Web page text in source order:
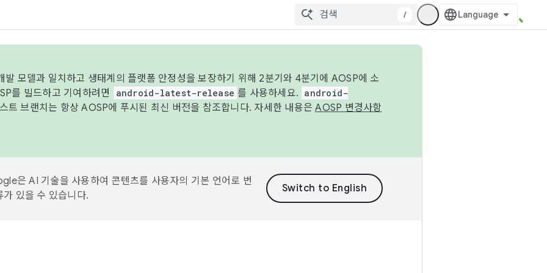
/
모델과 일치하고 생태계의 플랫폼 안정성을 보장하기 위해 2분기와 4분기에 AOSP에 소
를 빌드하고 기여하려면
android-latest-release 를 사용하세요. android-
트 브랜치는 항상 AOSP에 푸시된 최신 버전을 참조합니다. 자세한 내용은AOSP 변경사항
은 AI 기술을 사용하여 콘텐츠를 사용자의 기본 언어로 번
있을 수 있습니다.